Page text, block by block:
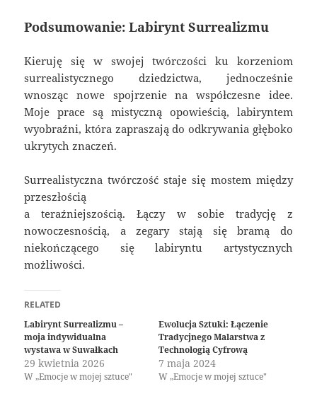
Podsumowanie: Labirynt Surrealizmu
Kieruję się w swojej twórczości ku korzeniom
surrealistycznego dziedzictwa, jednocześnie
wnosząc nowe spojrzenie na współczesne idee.
Moje prace są mistyczną opowieścią, labiryntem
wyobraźni, która zapraszają do odkrywania głęboko
ukrytych znaczeń.
Surrealistyczna twórczość staje się mostem między
przeszłością
a teraźniejszością. Łączy w sobie tradycję z
nowoczesnością, a zegary stają się bramą do
niekończącego się labiryntu artystycznych
możliwości.
RELATED
Labirynt Surrealizmu –
moja indywidualna
wystawa w Suwałkach
29 kwietnia 2026
W „Emocje w mojej sztuce"
Ewolucja Sztuki: Łączenie
Tradycjnego Malarstwa z
Technologią Cyfrową
7 maja 2024
W „Emocje w mojej sztuce"